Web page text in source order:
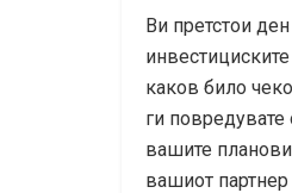
Ви претстои
каков било
ги
вашите
вашиот партнер